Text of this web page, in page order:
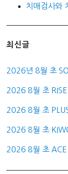
치매검사와
최신글
2026년 8월 초
2026 8월 초
2026 8월 초
2026 8월 초
2026 8월 초 ACE